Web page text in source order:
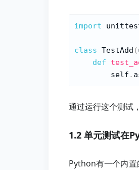
import
class TestAdd (
def
        self
.
通过运行这个测试
1.2 单元测试在
Python有一个内置